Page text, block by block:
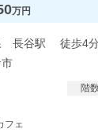
万円
江ノ島電鉄線 長谷駅 徒歩
階
フェ